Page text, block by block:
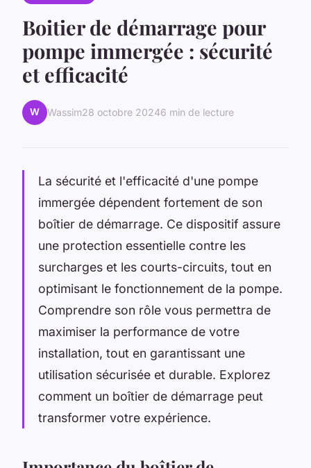
Boitier de démarrage pour
pompe immergée : sécurité
et efficacité
W Wassim28 octobre 20246 min de lecture
La sécurité et l'efficacité d'une pompe
immergée dépendent fortement de son
boîtier de démarrage. Ce dispositif assure
une protection essentielle contre les
surcharges et les courts-circuits, tout en
optimisant le fonctionnement de la pompe.
Comprendre son rôle vous permettra de
maximiser la performance de votre
installation, tout en garantissant une
utilisation sécurisée et durable. Explorez
comment un boîtier de démarrage peut
transformer votre expérience.